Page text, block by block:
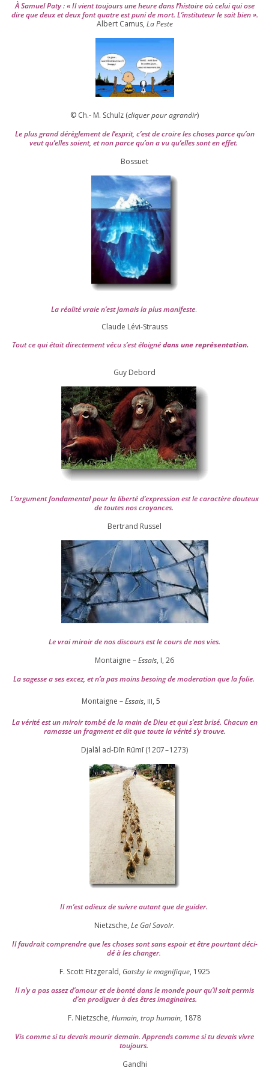
À Samuel Paty : « Il vient tou­jours une heure dans l’his­toire où celui qui ose
dire que deux et deux font quatre est puni de mort. L’instituteur le sait bien ».
Albert Camus, La Peste
© Ch.- M. Schulz (cli­quer pour agran­dir)
Le plus grand dérè­gle­ment de l’es­prit, c’est de croire les choses parce qu’on
veut qu’elles soient, et non parce qu’on a vu qu’elles sont en effet.
Bossuet
La réa­lité vraie n’est jamais la plus mani­feste.
Claude Lévi-Strauss
Tout ce qui était direc­te­ment vécu s’est éloi­gnédans une repré­sen­ta­tion.
Guy Debord
L’argument fon­da­men­tal pour la liber­té d’expression est le carac­tère dou­teux
de toutes nos croyances.
Ber­trand Russel
Le vrai miroir de nos dis­cours est le cours de nos vies.
Montaigne –Essais, I, 26
La sagesse a ses excez, et n’a pas moins besoing de mode­ra­tion que la folie.
Montaigne –Essais, III, 5
La véri­té est un miroir tom­bé de la main de Dieu et qui s’est bri­sé. Chacun en
ramasse un frag­ment et dit que toute la véri­té s’y trouve.
Djalāl ad-Dīn Rūmī (1207–1273)
Il m’est odieux de suivre autant que de gui­der.
Nietzsche, Le Gai Savoir.
Il fau­drait com­prendre que les choses sont sans espoir et être pour­tant déci­
dé à les chan­ger.
F. Scott Fitzgerald, Gatsby le magni­fique, 1925
Il n’y a pas assez d’a­mour et de bon­té dans le monde pour qu’il soit per­mis
d’en pro­di­guer à des êtres imaginaires.
F. Nietzsche, Humain, trop humain, 1878
Vis comme si tu devais mou­rir demain. Apprends comme si tu devais vivre
toujours.
Gandhi